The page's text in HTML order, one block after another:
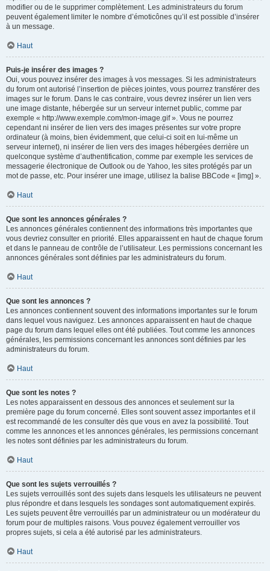
modifier ou de le supprimer complètement. Les administrateurs du forum
peuvent également limiter le nombre d’émoticônes qu’il est possible d’insérer
à un message.
Haut
Puis-je insérer des images ?
Oui, vous pouvez insérer des images à vos messages. Si les administrateurs
du forum ont autorisé l’insertion de pièces jointes, vous pourrez transférer des
images sur le forum. Dans le cas contraire, vous devrez insérer un lien vers
une image distante, hébergée sur un serveur internet public, comme par
exemple « http://www.exemple.com/mon-image.gif ». Vous ne pourrez
cependant ni insérer de lien vers des images présentes sur votre propre
ordinateur (à moins, bien évidemment, que celui-ci soit en lui-même un
serveur internet), ni insérer de lien vers des images hébergées derrière un
quelconque système d’authentification, comme par exemple les services de
messagerie électronique de Outlook ou de Yahoo, les sites protégés par un
mot de passe, etc. Pour insérer une image, utilisez la balise BBCode « [img] ».
Haut
Que sont les annonces générales ?
Les annonces générales contiennent des informations très importantes que
vous devriez consulter en priorité. Elles apparaissent en haut de chaque forum
et dans le panneau de contrôle de l’utilisateur. Les permissions concernant les
annonces générales sont définies par les administrateurs du forum.
Haut
Que sont les annonces ?
Les annonces contiennent souvent des informations importantes sur le forum
dans lequel vous naviguez. Les annonces apparaissent en haut de chaque
page du forum dans lequel elles ont été publiées. Tout comme les annonces
générales, les permissions concernant les annonces sont définies par les
administrateurs du forum.
Haut
Que sont les notes ?
Les notes apparaissent en dessous des annonces et seulement sur la
première page du forum concerné. Elles sont souvent assez importantes et il
est recommandé de les consulter dès que vous en avez la possibilité. Tout
comme les annonces et les annonces générales, les permissions concernant
les notes sont définies par les administrateurs du forum.
Haut
Que sont les sujets verrouillés ?
Les sujets verrouillés sont des sujets dans lesquels les utilisateurs ne peuvent
plus répondre et dans lesquels les sondages sont automatiquement expirés.
Les sujets peuvent être verrouillés par un administrateur ou un modérateur du
forum pour de multiples raisons. Vous pouvez également verrouiller vos
propres sujets, si cela a été autorisé par les administrateurs.
Haut